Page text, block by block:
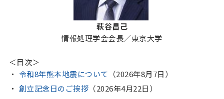
萩谷昌己
情報処理学会会長／東京大学
＜目次＞
令和8年熊本地震について （2026年8月7日）
創立記念日のご挨拶 （2026年4月22日）